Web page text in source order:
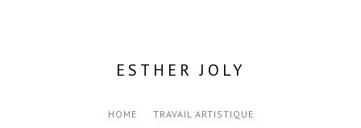
ESTHER JOLY
HOME
TRAVAIL ARTISTIQUE